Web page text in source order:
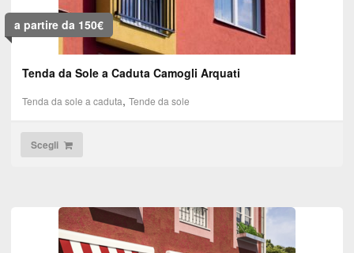
del
prodotto
a partire da 150€
Tenda da Sole a Caduta Camogli Arquati
Tenda da sole a caduta, Tende da sole
Scegli